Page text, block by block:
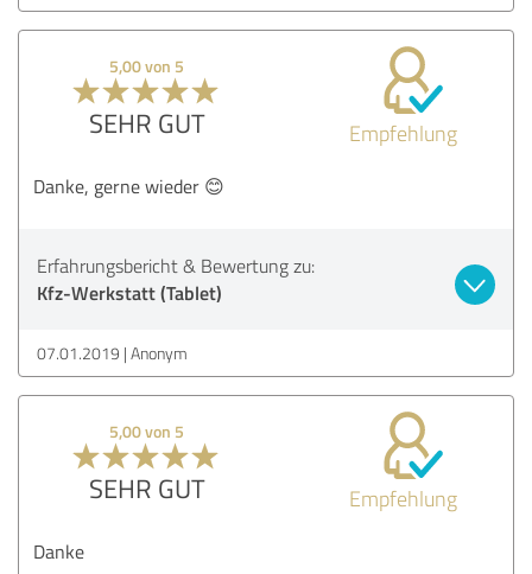
5,00 von 5
SEHR GUT Empfehlung
Danke, gerne wieder 😊
Erfahrungsbericht & Bewertung zu:
Kfz-Werkstatt (Tablet)
07.01.2019 Anonym
5,00 von 5
SEHR GUT Empfehlung
Danke